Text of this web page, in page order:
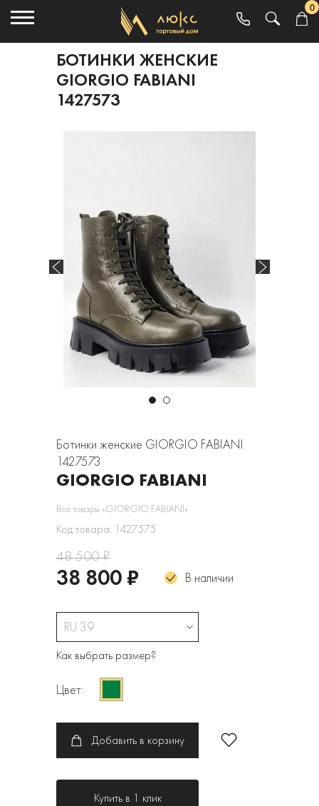
0
БОТИНКИ ЖЕНСКИЕ
GIORGIO FABIANI
1427573
Ботинки женские GIORGIO FABIANI
1427573
GIORGIO FABIANI
Все товары «GIORGIO FABIANI»
Код товара: 1427575
48 500 ₽
38 800 ₽ В наличии
RU 39
Как выбрать размер?
Цвет:
Добавить в корзину
Купить в 1 клик